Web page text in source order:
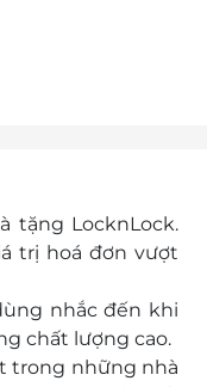
tặng LocknLock.
trị hoá đơn vượt
nhắc đến khi
chất lượng cao.
trong những nhà